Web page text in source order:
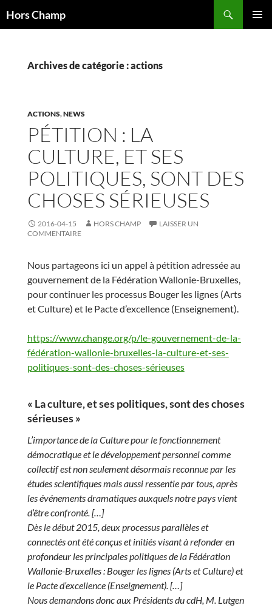
auHors Champ
Archives de catégorie : actions
ACTIONS,NEWS
PÉTITION : LA
CULTURE, ET SES
POLITIQUES, SONT DES
CHOSES SÉRIEUSES
2016-04-15 HORS CHAMP
LAISSER UN
COMMENTAIRE
Nous partageons ici un appel à pétition adressée au
gouvernement de la Fédération Wallonie-Bruxelles,
pour continuer les processus Bouger les lignes (Arts
et Culture) et le Pacte d’excellence (Enseignement).
https://www.change.org/p/le-gouvernement-de-la-
fédération-wallonie-bruxelles-la-culture-et-ses-
politiques-sont-des-choses-sérieuses
« La culture, et ses politiques, sont des choses
sérieuses »
L’importance de la Culture pour le fonctionnement
démocratique et le développement personnel comme
collectif est non seulement désormais reconnue par les
études scientifiques mais aussi ressentie par tous, après
les événements dramatiques auxquels notre pays vient
d’être confronté. […]
Dès le début 2015, deux processus parallèles et
connectés ont été conçus et initiés visant à refonder en
profondeur les principales politiques de la Fédération
Wallonie-Bruxelles : Bouger les lignes (Arts et Culture) et
le Pacte d’excellence (Enseignement). […]
Nous demandons donc aux Présidents du cdH, M. Lutgen